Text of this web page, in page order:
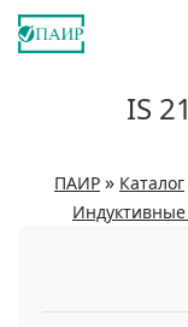
IS
ПАИР » Каталог